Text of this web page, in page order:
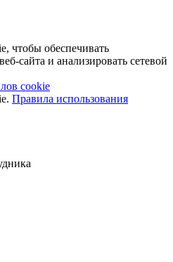
чтобы обеспечивать
сайта и анализировать сетевой
cookie
Правила использования